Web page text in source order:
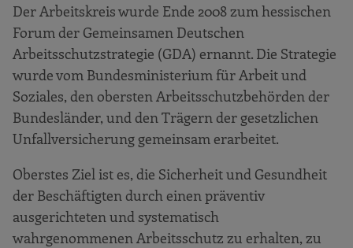
Der Arbeitskreis wurde Ende 2008 zum hessischen
Forum der Gemeinsamen Deutschen
Arbeitsschutzstrategie (GDA) ernannt. Die Strategie
wurde vom Bundesministerium für Arbeit und
Soziales, den obersten Arbeitsschutzbehörden der
Bundesländer, und den Trägern der gesetzlichen
Unfallversicherung gemeinsam erarbeitet.
Oberstes Ziel ist es, die Sicherheit und Gesundheit
der Beschäftigten durch einen präventiv
ausgerichteten und systematisch
wahrgenommenen Arbeitsschutz zu erhalten, zu